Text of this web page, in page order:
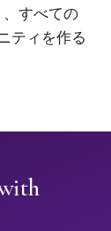
すべての
ティを作る